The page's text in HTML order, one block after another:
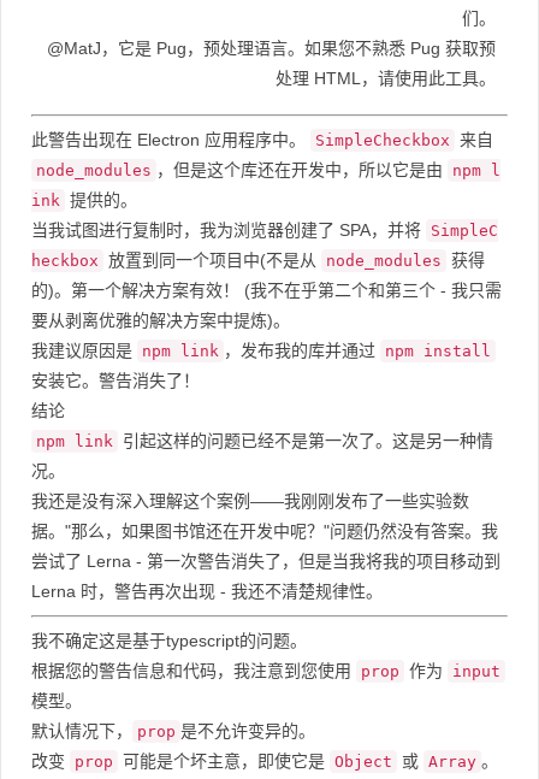
们。
@MatJ，它是 Pug，预处理语言。如果您不熟悉 Pug 获取预
处理 HTML，请使用此工具。
此警告出现在 Electron 应用程序中。 SimpleCheckbox 来自
node_modules ，但是这个库还在开发中，所以它是由
npm l
ink 提供的。
当我试图进行复制时，我为浏览器创建了 SPA，并将 SimpleC
heckbox 放置到同一个项目中(不是从 node_modules 获得
的)。第一个解决方案有效！ (我不在乎第二个和第三个 - 我只需
要从剥离优雅的解决方案中提炼)。
我建议原因是 npm link ，发布我的库并通过 npm install
安装它。警告消失了！
结论
npm link
引起这样的问题已经不是第一次了。这是另一种情
况。
我还是没有深入理解这个案例——我刚刚发布了一些实验数
据。"那么，如果图书馆还在开发中呢？"问题仍然没有答案。我
尝试了 Lerna - 第一次警告消失了，但是当我将我的项目移动到
Lerna 时，警告再次出现 - 我还不清楚规律性。
我不确定这是基于typescript的问题。
根据您的警告信息和代码，我注意到您使用
prop 作为 input
模型。
默认情况下，
prop 是不允许变异的。
改变
prop 可能是个坏主意，即使它是 Object 或 Array 。